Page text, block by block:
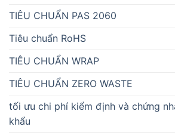
TIÊU CHUẨN PAS 2060
Tiêu chuẩn RoHS
TIÊU CHUẨN WRAP
TIÊU CHUẨN ZERO WASTE
tối ưu chi phí kiểm định và chứng
khẩu